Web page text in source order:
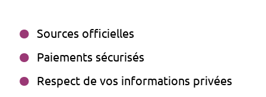
Sources officielles
Paiements sécurisés
Respect de vos informations privées